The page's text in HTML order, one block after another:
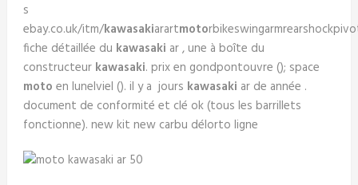
s
ebay.co.uk/itm/kawasakiarartmoto
fiche détaillée du kawasaki ar , une à boîte du
constructeur kawasaki. prix en gondpontouvre (); space
moto en lunelviel (). il y a jours kawasaki ar de année .
document de conformité et clé ok (tous les barrillets
fonctionne). new kit new carbu délorto ligne